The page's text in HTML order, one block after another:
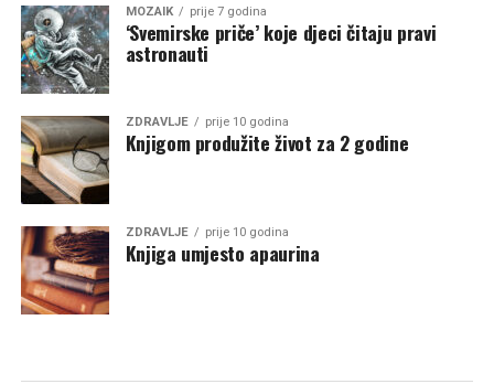
MOZAIK prije 7 godina
‘Svemirske priče’ koje djeci čitaju pravi
astronauti
ZDRAVLJE prije 10 godina
Knjigom produžite život za 2 godine
ZDRAVLJE prije 10 godina
Knjiga umjesto apaurina